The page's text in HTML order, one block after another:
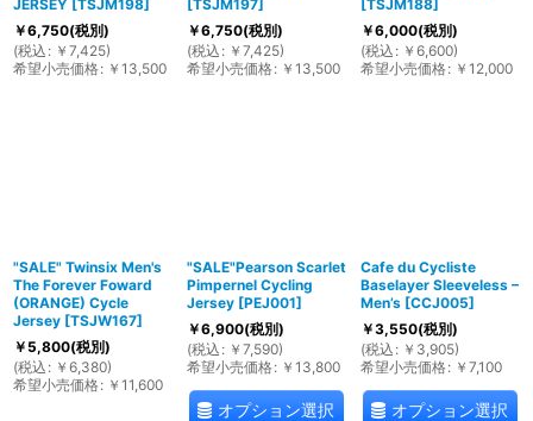
JERSEY [TSJM198]
￥6,750(税別)
(税込 : ￥ 7,425)
希望小売価格: ￥ 13,500
[TSJM197]
￥6,750(税別)
(税込 : ￥ 7,425)
希望小売価格: ￥ 13,500
[TSJM188]
￥6,000(税別)
(税込 : ￥ 6,600)
希望小売価格: ￥ 12,000
"SALE" Twinsix Men's
The Forever Foward
(ORANGE) Cycle
Jersey [TSJW167]
￥5,800(税別)
(税込 : ￥ 6,380)
希望小売価格: ￥ 11,600
"SALE"Pearson Scarlet
Pimpernel Cycling
Jersey [PEJ001]
￥6,900(税別)
(税込 : ￥ 7,590)
希望小売価格: ￥ 13,800
オプション選択
Cafe du Cycliste
Baselayer Sleeveless –
Men’s [CCJ005]
￥3,550(税別)
(税込 : ￥ 3,905)
希望小売価格: ￥ 7,100
オプション選択